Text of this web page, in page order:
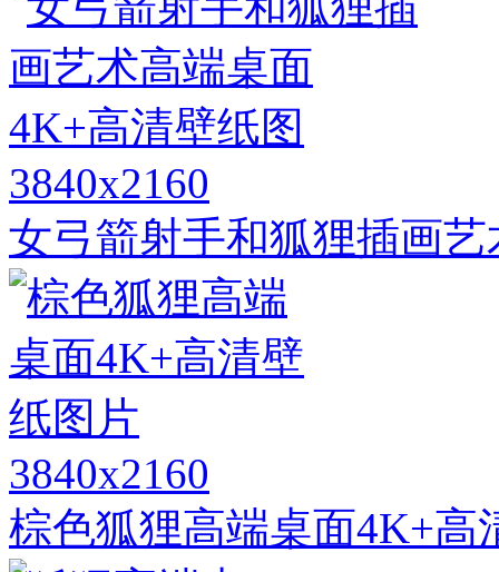
3840x2160
女弓箭射手和狐狸插画
3840x2160
棕色狐狸高端桌面4K+高